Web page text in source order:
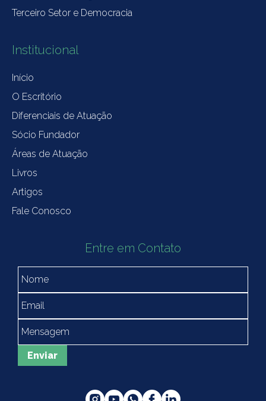
Terceiro Setor e Democracia
Institucional
Início
O Escritório
Diferenciais de Atuação
Sócio Fundador
Áreas de Atuação
Livros
Artigos
Fale Conosco
Entre em Contato